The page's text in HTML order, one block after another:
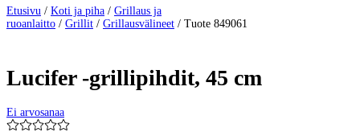
Etusivu / Koti ja piha / Grillaus ja
ruoanlaitto / Grillit / Grillausvälineet / Tuote 849061
Lucifer -grillipihdit, 45 cm
Ei arvosanaa